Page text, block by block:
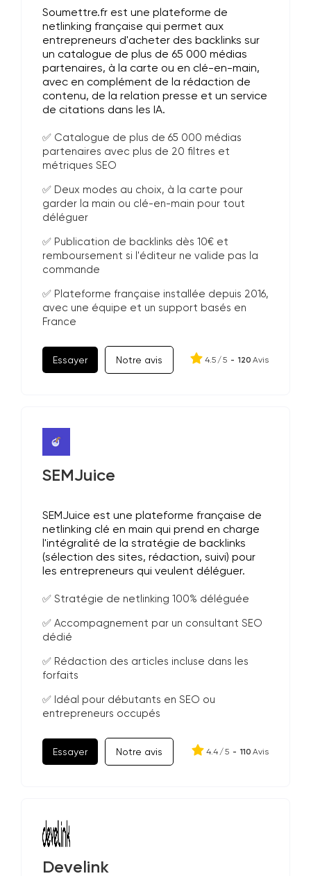
Soumettre.fr est une plateforme de
netlinking française qui permet aux
entrepreneurs d'acheter des backlinks sur
un catalogue de plus de 65 000 médias
partenaires, à la carte ou en clé-en-main,
avec en complément de la rédaction de
contenu, de la relation presse et un service
de citations dans les IA.
✅ Catalogue de plus de 65 000 médias
partenaires avec plus de 20 filtres et
métriques SEO
✅ Deux modes au choix, à la carte pour
garder la main ou clé-en-main pour tout
déléguer
✅ Publication de backlinks dès 10€ et
remboursement si l'éditeur ne valide pas la
commande
✅ Plateforme française installée depuis 2016,
avec une équipe et un support basés en
France
Essayer Notre avis 4.5 /5 - 120 Avis
SEMJuice
SEMJuice est une plateforme française de
netlinking clé en main qui prend en charge
l'intégralité de la stratégie de backlinks
(sélection des sites, rédaction, suivi) pour
les entrepreneurs qui veulent déléguer.
✅ Stratégie de netlinking 100% déléguée
✅ Accompagnement par un consultant SEO
dédié
✅ Rédaction des articles incluse dans les
forfaits
✅ Idéal pour débutants en SEO ou
entrepreneurs occupés
Essayer Notre avis 4.4 /5 - 110 Avis
Develink